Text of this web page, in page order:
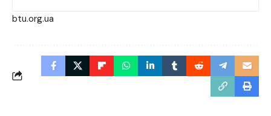
btu.org.ua